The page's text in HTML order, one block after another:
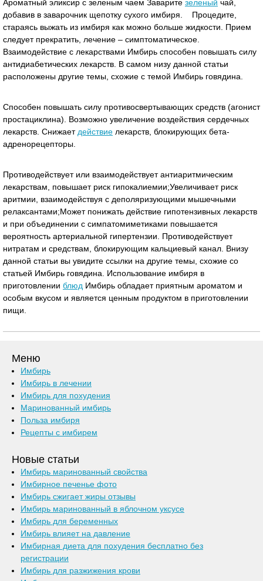
Ароматный эликсир с зеленым чаем Заварите зеленый чай,
добавив в заварочник щепотку сухого имбиря. Процедите,
стараясь выжать из имбиря как можно больше жидкости. Прием
следует прекратить, лечение – симптоматическое.
Взаимодействие с лекарствами Имбирь способен повышать силу
антидиабетических лекарств. В самом низу данной статьи
расположены другие темы, схожие с темой Имбирь говядина.
Способен повышать силу противосвертывающих средств (агонист
простациклина). Возможно увеличение воздействия сердечных
лекарств. Снижает действие лекарств, блокирующих бета-
адренорецепторы.
Противодействует или взаимодействует антиаритмическим
лекарствам, повышает риск гипокалиемии;Увеличивает риск
аритмии, взаимодействуя с деполяризующими мышечными
релаксантами;Может понижать действие гипотензивных лекарств
и при объединении с симпатомиметиками повышается
вероятность артериальной гипертензии. Противодействует
нитратам и средствам, блокирующим кальциевый канал. Внизу
данной статьи вы увидите ссылки на другие темы, схожие со
статьей Имбирь говядина. Использование имбиря в
приготовлении блюд Имбирь обладает приятным ароматом и
особым вкусом и является ценным продуктом в приготовлении
пищи.
Меню
Имбирь
Имбирь в лечении
Имбирь для похудения
Маринованный имбирь
Польза имбиря
Рецепты с имбирем
Новые статьи
Имбирь маринованный свойства
Имбирное печенье фото
Имбирь сжигает жиры отзывы
Имбирь маринованный в яблочном уксусе
Имбирь для беременных
Имбирь влияет на давление
Имбирная диета для похудения бесплатно без
регистрации
Имбирь для разжижения крови